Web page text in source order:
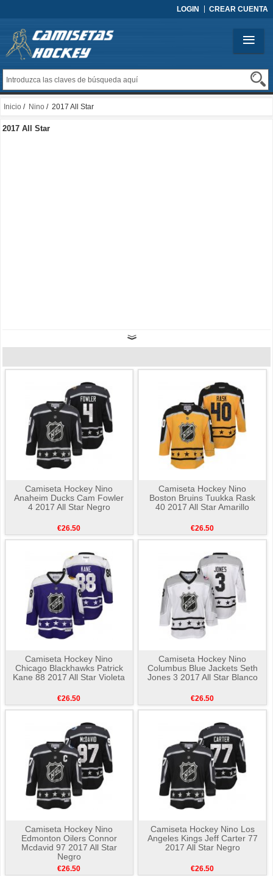
LOGIN CREAR CUENTA
Inicio / Nino / 2017 All Star
2017 All Star
Camiseta Hockey Nino
Anaheim Ducks Cam Fowler
4 2017 All Star Negro
€26.50
Camiseta Hockey Nino
Boston Bruins Tuukka Rask
40 2017 All Star Amarillo
€26.50
Camiseta Hockey Nino
Chicago Blackhawks Patrick
Kane 88 2017 All Star Violeta
€26.50
Camiseta Hockey Nino
Columbus Blue Jackets Seth
Jones 3 2017 All Star Blanco
€26.50
Camiseta Hockey Nino
Edmonton Oilers Connor
Mcdavid 97 2017 All Star
Negro
€26.50
Camiseta Hockey Nino Los
Angeles Kings Jeff Carter 77
2017 All Star Negro
€26.50